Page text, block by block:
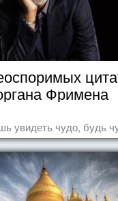
Фримена
увидеть чудо, будь